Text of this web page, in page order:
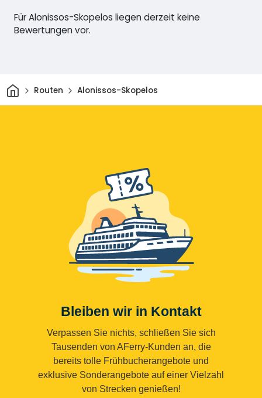
Für Alonissos-Skopelos liegen derzeit keine
Bewertungen vor.
HeimRouten Alonissos-Skopelos
Bleiben wir in Kontakt
Verpassen Sie nichts, schließen Sie sich
Tausenden von AFerry-Kunden an, die
bereits tolle Frühbucherangebote und
exklusive Sonderangebote auf einer Vielzahl
von Strecken genießen!